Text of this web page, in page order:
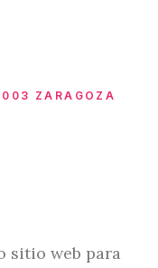
ZARAGOZA
sitio web para